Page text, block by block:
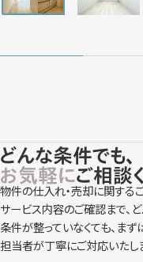
どんな条件でも、
お気軽にご相談
物件の仕入れ・売却に関する
サービス内容のご確認まで、
条件が整っていなくても、ま
担当者が丁寧にご対応いたし